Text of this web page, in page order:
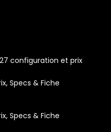
configuration et prix
Specs & Fiche
Specs & Fiche